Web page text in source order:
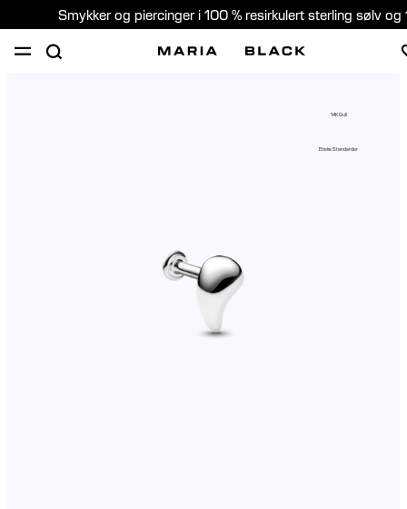
Smykker og piercinger i 100 % resirkulert sterling sølv og
14K Gull
Etiske Standarder